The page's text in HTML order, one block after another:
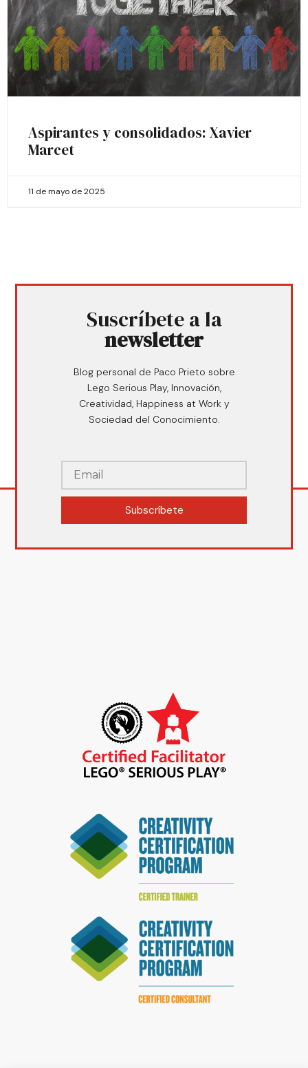
Aspirantes y consolidados: Xavier
Marcet
11 de mayo de 2025
Suscríbete a la
newsletter
Blog personal de Paco Prieto sobre
Lego Serious Play, Innovación,
Creatividad, Happiness at Work y
Sociedad del Conocimiento.
Subscríbete